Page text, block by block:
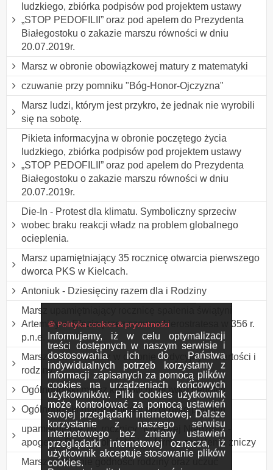
🍪 Polityka cookies & prywatności
Informujemy, iż w celu optymalizacji
treści dostępnych w naszym serwisie i
dostosowania ich do Państwa
indywidualnych potrzeb korzystamy z
informacji zapisanych za pomocą plików
cookies na urządzeniach końcowych
użytkowników. Pliki cookies użytkownik
może kontrolować za pomocą ustawień
swojej przeglądarki internetowej. Dalsze
korzystanie z naszego serwisu
internetowego bez zmiany ustawień
przeglądarki internetowej oznacza, iż
użytkownik akceptuje stosowanie plików
cookies.
ludzkiego, zbiórka podpisów pod projektem ustawy
„STOP PEDOFILII” oraz pod apelem do Prezydenta
Białegostoku o zakazie marszu równości w dniu
20.07.2019r.
Marsz w obronie obowiązkowej matury z matematyki
czuwanie przy pomniku "Bóg-Honor-Ojczyzna"
Marsz ludzi, którym jest przykro, że jednak nie wyrobili
się na sobotę.
Pikieta informacyjna w obronie poczętego życia
ludzkiego, zbiórka podpisów pod projektem ustawy
„STOP PEDOFILII” oraz pod apelem do Prezydenta
Białegostoku o zakazie marszu równości w dniu
20.07.2019r.
Die-In - Protest dla klimatu. Symboliczny sprzeciw
wobec braku reakcji władz na problem globalnego
ocieplenia.
Marsz upamiętniający 35 rocznicę otwarcia pierwszego
dworca PKS w Kielcach.
Antoniuk - Dziesięciny razem dla i Rodziny
Marsz upamiętniający rocznicę spalenia świątyni
Artemidy w Efezie przez szewca Herostratesa w 356 r.
p.n.e.
Marsz rodzin - marsz w obronie tradycyjnych wartości i
rodziny
Ogólnopolski marsz kibiców przeciwko pedofilii
Ogólnopolski marsz kibiców przeciwko pedofilii
upamiętnienie 76. rocznicy "Krwawej Niedzieli" -
apogeum Rzezi Wołyńskiej, w formie zapalenia zniczy
Marsz w obronie godności rodziny oraz uczuć